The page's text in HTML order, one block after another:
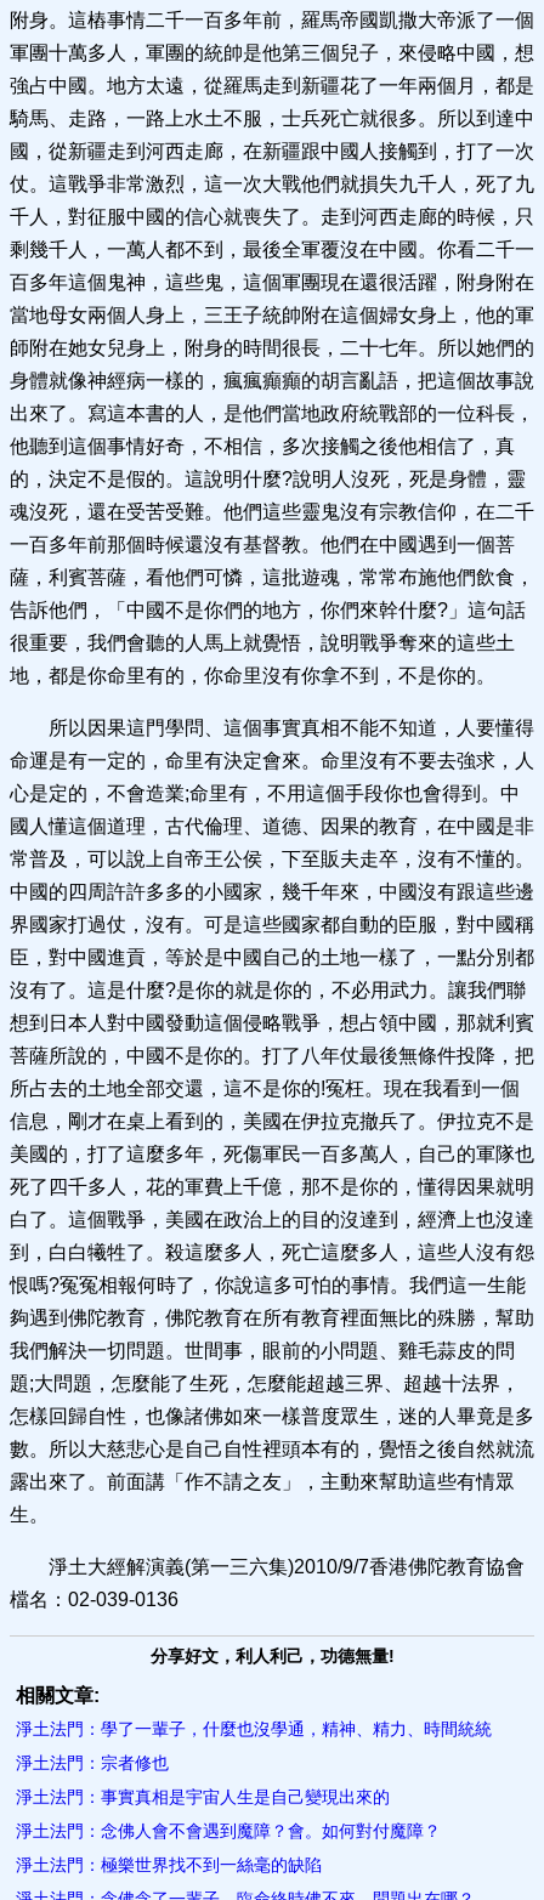
附身。這樁事情二千一百多年前，羅馬帝國凱撒大帝派了一個
軍團十萬多人，軍團的統帥是他第三個兒子，來侵略中國，想
強占中國。地方太遠，從羅馬走到新疆花了一年兩個月，都是
騎馬、走路，一路上水土不服，士兵死亡就很多。所以到達中
國，從新疆走到河西走廊，在新疆跟中國人接觸到，打了一次
仗。這戰爭非常激烈，這一次大戰他們就損失九千人，死了九
千人，對征服中國的信心就喪失了。走到河西走廊的時候，只
剩幾千人，一萬人都不到，最後全軍覆沒在中國。你看二千一
百多年這個鬼神，這些鬼，這個軍團現在還很活躍，附身附在
當地母女兩個人身上，三王子統帥附在這個婦女身上，他的軍
師附在她女兒身上，附身的時間很長，二十七年。所以她們的
身體就像神經病一樣的，瘋瘋癲癲的胡言亂語，把這個故事說
出來了。寫這本書的人，是他們當地政府統戰部的一位科長，
他聽到這個事情好奇，不相信，多次接觸之後他相信了，真
的，決定不是假的。這說明什麼?說明人沒死，死是身體，靈
魂沒死，還在受苦受難。他們這些靈鬼沒有宗教信仰，在二千
一百多年前那個時候還沒有基督教。他們在中國遇到一個菩
薩，利賓菩薩，看他們可憐，這批遊魂，常常布施他們飲食，
告訴他們，「中國不是你們的地方，你們來幹什麼?」這句話
很重要，我們會聽的人馬上就覺悟，說明戰爭奪來的這些土
地，都是你命里有的，你命里沒有你拿不到，不是你的。
所以因果這門學問、這個事實真相不能不知道，人要懂得
命運是有一定的，命里有決定會來。命里沒有不要去強求，人
心是定的，不會造業;命里有，不用這個手段你也會得到。中
國人懂這個道理，古代倫理、道德、因果的教育，在中國是非
常普及，可以說上自帝王公侯，下至販夫走卒，沒有不懂的。
中國的四周許許多多的小國家，幾千年來，中國沒有跟這些邊
界國家打過仗，沒有。可是這些國家都自動的臣服，對中國稱
臣，對中國進貢，等於是中國自己的土地一樣了，一點分別都
沒有了。這是什麼?是你的就是你的，不必用武力。讓我們聯
想到日本人對中國發動這個侵略戰爭，想占領中國，那就利賓
菩薩所說的，中國不是你的。打了八年仗最後無條件投降，把
所占去的土地全部交還，這不是你的!冤枉。現在我看到一個
信息，剛才在桌上看到的，美國在伊拉克撤兵了。伊拉克不是
美國的，打了這麼多年，死傷軍民一百多萬人，自己的軍隊也
死了四千多人，花的軍費上千億，那不是你的，懂得因果就明
白了。這個戰爭，美國在政治上的目的沒達到，經濟上也沒達
到，白白犧牲了。殺這麼多人，死亡這麼多人，這些人沒有怨
恨嗎?冤冤相報何時了，你說這多可怕的事情。我們這一生能
夠遇到佛陀教育，佛陀教育在所有教育裡面無比的殊勝，幫助
我們解決一切問題。世間事，眼前的小問題、雞毛蒜皮的問
題;大問題，怎麼能了生死，怎麼能超越三界、超越十法界，
怎樣回歸自性，也像諸佛如來一樣普度眾生，迷的人畢竟是多
數。所以大慈悲心是自己自性裡頭本有的，覺悟之後自然就流
露出來了。前面講「作不請之友」，主動來幫助這些有情眾
生。
淨土大經解演義(第一三六集)2010/9/7香港佛陀教育協會
檔名：02-039-0136
分享好文，利人利己，功德無量!
相關文章:
淨土法門：學了一輩子，什麼也沒學通，精神、精力、時間統統
淨土法門：宗者修也
淨土法門：事實真相是宇宙人生是自己變現出來的
淨土法門：念佛人會不會遇到魔障？會。如何對付魔障？
淨土法門：極樂世界找不到一絲毫的缺陷